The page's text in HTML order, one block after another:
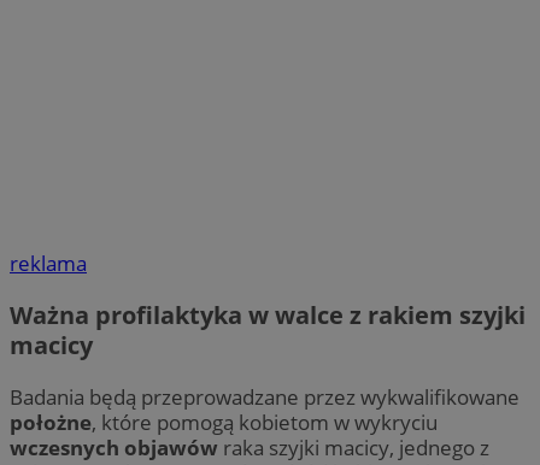
reklama
Ważna profilaktyka w walce z rakiem szyjki
macicy
Badania będą przeprowadzane przez wykwalifikowane
położne, które pomogą kobietom w wykryciu
wczesnych objawów raka szyjki macicy, jednego z